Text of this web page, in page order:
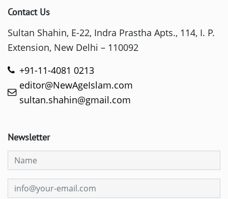
Contact Us
Sultan Shahin, E-22, Indra Prastha Apts., 114, I. P.
Extension, New Delhi – 110092
+91-11-4081 0213
editor@NewAgeIslam.com
sultan.shahin@gmail.com
Newsletter